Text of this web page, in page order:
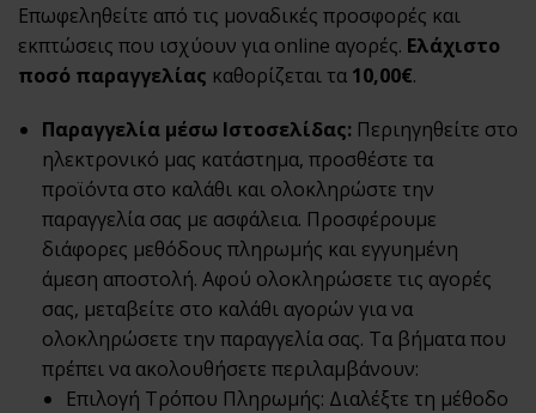
Επωφεληθείτε από τις μοναδικές προσφορές και
εκπτώσεις που ισχύουν για online αγορές. Ελάχιστο
ποσό παραγγελίας καθορίζεται τα 10,00€.
Παραγγελία μέσω Ιστοσελίδας: Περιηγηθείτε στο
ηλεκτρονικό μας κατάστημα, προσθέστε τα
προϊόντα στο καλάθι και ολοκληρώστε την
παραγγελία σας με ασφάλεια. Προσφέρουμε
διάφορες μεθόδους πληρωμής και εγγυημένη
άμεση αποστολή. Αφού ολοκληρώσετε τις αγορές
σας, μεταβείτε στο καλάθι αγορών για να
ολοκληρώσετε την παραγγελία σας. Τα βήματα που
πρέπει να ακολουθήσετε περιλαμβάνουν:
Επιλογή Τρόπου Πληρωμής: Διαλέξτε τη μέθοδο